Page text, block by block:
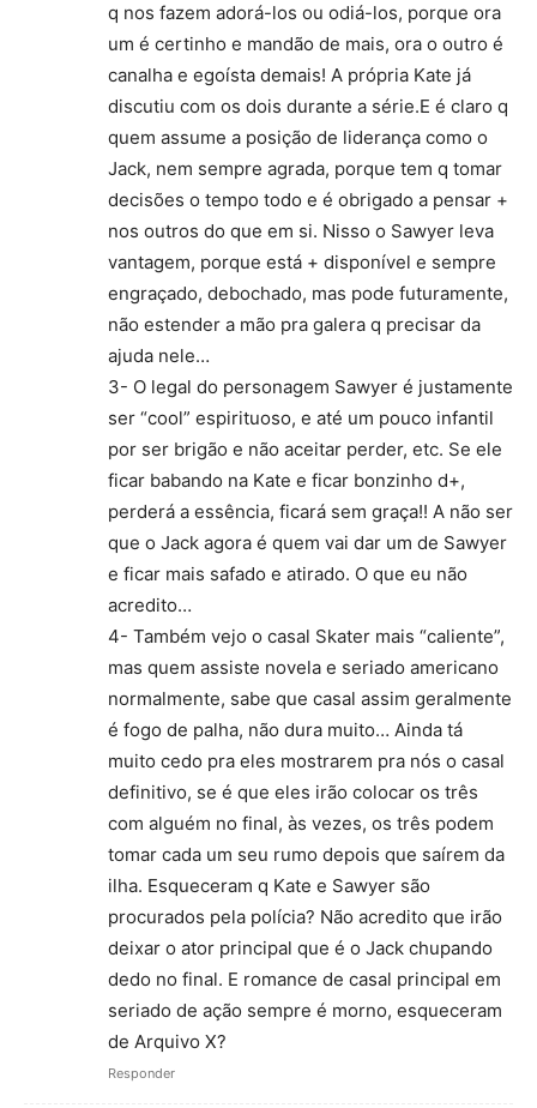
q nos fazem adorá-los ou odiá-los, porque ora
um é certinho e mandão de mais, ora o outro é
canalha e egoísta demais! A própria Kate já
discutiu com os dois durante a série.E é claro q
quem assume a posição de liderança como o
Jack, nem sempre agrada, porque tem q tomar
decisões o tempo todo e é obrigado a pensar +
nos outros do que em si. Nisso o Sawyer leva
vantagem, porque está + disponível e sempre
engraçado, debochado, mas pode futuramente,
não estender a mão pra galera q precisar da
ajuda nele…
3- O legal do personagem Sawyer é justamente
ser “cool” espirituoso, e até um pouco infantil
por ser brigão e não aceitar perder, etc. Se ele
ficar babando na Kate e ficar bonzinho d+,
perderá a essência, ficará sem graça!! A não ser
que o Jack agora é quem vai dar um de Sawyer
e ficar mais safado e atirado. O que eu não
acredito…
4- Também vejo o casal Skater mais “caliente”,
mas quem assiste novela e seriado americano
normalmente, sabe que casal assim geralmente
é fogo de palha, não dura muito… Ainda tá
muito cedo pra eles mostrarem pra nós o casal
definitivo, se é que eles irão colocar os três
com alguém no final, às vezes, os três podem
tomar cada um seu rumo depois que saírem da
ilha. Esqueceram q Kate e Sawyer são
procurados pela polícia? Não acredito que irão
deixar o ator principal que é o Jack chupando
dedo no final. E romance de casal principal em
seriado de ação sempre é morno, esqueceram
de Arquivo X?
Responder